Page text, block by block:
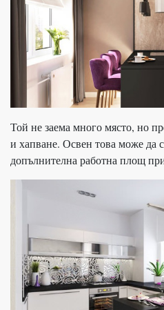
Той не заема много място, но
и хапване. Освен това може да
допълнителна работна площ